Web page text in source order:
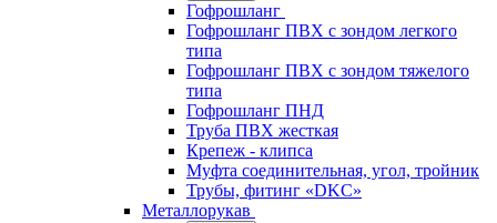
Гофрошланг
Гофрошланг ПВХ с зондом легкого
типа
Гофрошланг ПВХ с зондом тяжелого
типа
Гофрошланг ПНД
Труба ПВХ жесткая
Крепеж - клипса
Муфта соединительная, угол, тройник
Трубы, фитинг «DKC»
Металлорукав